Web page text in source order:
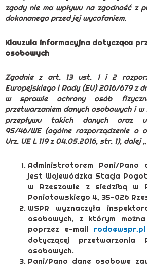
zgody nie ma wpływu na zgodność z
dokonanego przed jej wycofaniem.
Klauzula informacyjna dotycząca
osobowych
Zgodnie z art. 13 ust. 1 i 2
Europejskiego i Rady (EU) 2016/679 z
w sprawie ochrony osób
przetwarzaniem danych osobowych i
przepływu takich danych oraz
95/46/WE (ogólne rozporządzenie o
Urz. UE L 119 z 04.05.2016, str. 1), dalej
Administratorem Pani/Pana
jest Wojewódzka Stacja
w Rzeszowie z siedzibą w
Poniatowskiego 4, 35-026
WSPR wyznaczyła
osobowych, z którym
poprzez e-mail rodo@wspr.pl
dotyczącej przetwarzania
osobowych.
Pani/Pana dane osobowe